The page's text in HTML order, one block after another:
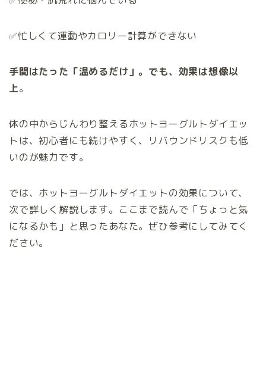
✅忙しくて運動やカロリー計算ができない
手間はたった「温めるだけ」。でも、効果は想像以
上。
体の中からじんわり整えるホットヨーグルトダイエッ
トは、初心者にも続けやすく、リバウンドリスクも低
いのが魅力です。
では、ホットヨーグルトダイエットの効果について、
次で詳しく解説します。ここまで読んで「ちょっと気
になるかも」と思ったあなた。ぜひ参考にしてみてく
ださい。